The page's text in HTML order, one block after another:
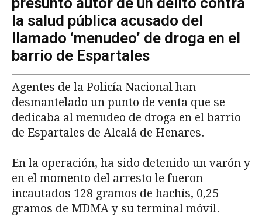
la salud pública acusado del
llamado ‘menudeo’ de droga en el
barrio de Espartales
Agentes de la Policía Nacional han
desmantelado un punto de venta que se
dedicaba al menudeo de droga en el barrio
de Espartales de Alcalá de Henares.
En la operación, ha sido detenido un varón y
en el momento del arresto le fueron
incautados 128 gramos de hachís, 0,25
gramos de MDMA y su terminal móvil.